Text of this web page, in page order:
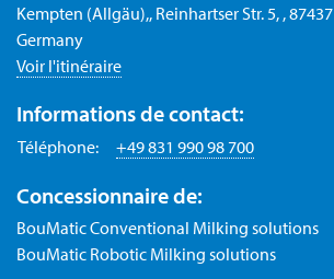
Kempten (Allgäu),, Reinhartser Str. 5, , 87437
Germany
Voir l'itinéraire
Informations de contact:
Téléphone: +49 831 990 98 700
Concessionnaire de:
BouMatic Conventional Milking solutions
BouMatic Robotic Milking solutions